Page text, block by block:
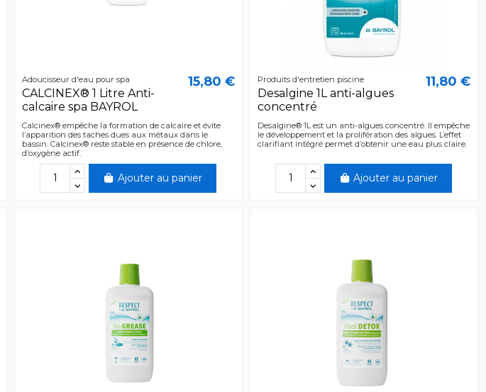
Adoucisseur d'eau pour spa
CALCINEX® 1 Litre Anti-
calcaire spa BAYROL
15,80 €
Calcinex® empêche la formation de calcaire et évite
l’apparition des taches dues aux métaux dans le
bassin. Calcinex® reste stable en présence de chlore,
d’oxygène actif.
Ajouter au panier
Produits d'entretien piscine
Desalgine 1L anti-algues
concentré
11,80 €
Desalgine® 1L est un anti-algues concentré. Il empêche
le développement et la prolifération des algues. L’effet
clarifiant intégré permet d’obtenir une eau plus claire.
Ajouter au panier